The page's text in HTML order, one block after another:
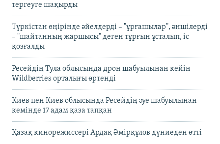
тергеуге шақырды
Түркістан өңірінде әйелдерді – "ұрғашылар", әншілерді
– "шайтанның жаршысы" деген тұрғын ұсталып, іс
қозғалды
Ресейдің Тула облысында дрон шабуылынан кейін
Wildberries орталығы өртенді
Киев пен Киев облысында Ресейдің әуе шабуылынан
кемінде 17 адам қаза тапқан
Қазақ кинорежиссері Ардақ Әмірқұлов дүниеден өтті